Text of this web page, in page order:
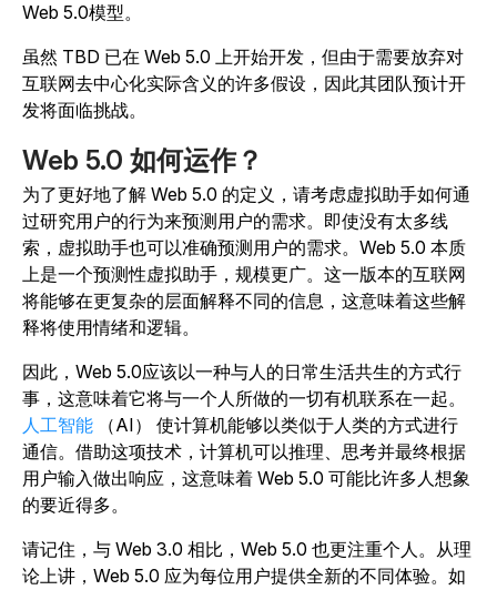
Web 5.0模型。
虽然 TBD 已在 Web 5.0 上开始开发，但由于需要放弃对
互联网去中心化实际含义的许多假设，因此其团队预计开
发将面临挑战。
Web 5.0 如何运作？
为了更好地了解 Web 5.0 的定义，请考虑虚拟助手如何通
过研究用户的行为来预测用户的需求。即使没有太多线
索，虚拟助手也可以准确预测用户的需求。Web 5.0 本质
上是一个预测性虚拟助手，规模更广。这一版本的互联网
将能够在更复杂的层面解释不同的信息，这意味着这些解
释将使用情绪和逻辑。
因此，Web 5.0应该以一种与人的日常生活共生的方式行
事，这意味着它将与一个人所做的一切有机联系在一起。
人工智能 （AI） 使计算机能够以类似于人类的方式进行
通信。借助这项技术，计算机可以推理、思考并最终根据
用户输入做出响应，这意味着 Web 5.0 可能比许多人想象
的要近得多。
请记住，与 Web 3.0 相比，Web 5.0 也更注重个人。从理
论上讲，Web 5.0 应为每位用户提供全新的不同体验。如